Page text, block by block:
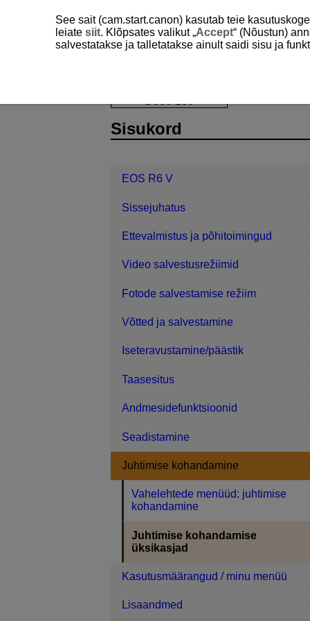
Sisukord
EOS R6 V
Sissejuhatus
Ettevalmistus ja põhitoimingud
Video salvestusrežiimid
Fotode salvestamise režiim
Võtted ja salvestamine
Iseteravustamine/päästik
Taasesitus
Andmesidefunktsioonid
Seadistamine
Juhtimise kohandamine
Vahelehtede menüüd: juhtimise
kohandamine
Juhtimise kohandamise
üksikasjad
Kasutusmäärangud / minu menüü
Lisaandmed
See sait (cam.start.canon) kasutab teie
leiate siit. Klõpsates valikut „Accept“ (Nõustun)
salvestatakse ja talletatakse ainult saidi sisu ja